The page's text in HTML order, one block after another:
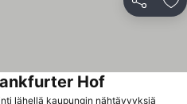
Jaa
lähellä kaupungin nähtävyyksiä
Hof